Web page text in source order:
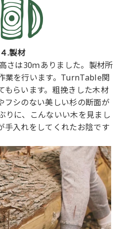
４.製材
さは30ｍありました。製材所
業を行います。TurnTable関
もらいます。粗挽きした木材
フシのない美しい杉の断面が
りに、こんないい木を見まし
手入れをしてくれたお陰です